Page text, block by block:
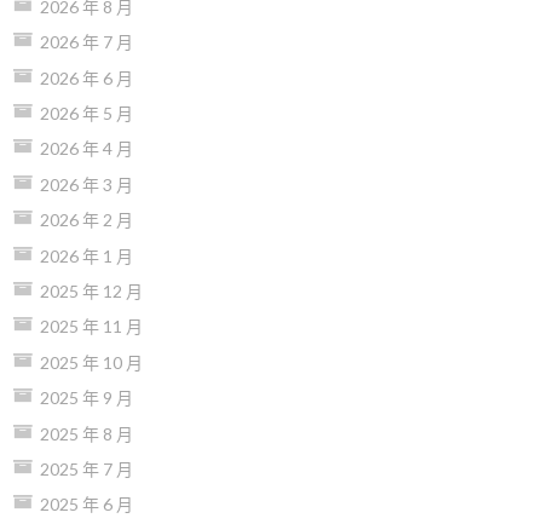
2026 年 8 月
2026 年 7 月
2026 年 6 月
2026 年 5 月
2026 年 4 月
2026 年 3 月
2026 年 2 月
2026 年 1 月
2025 年 12 月
2025 年 11 月
2025 年 10 月
2025 年 9 月
2025 年 8 月
2025 年 7 月
2025 年 6 月